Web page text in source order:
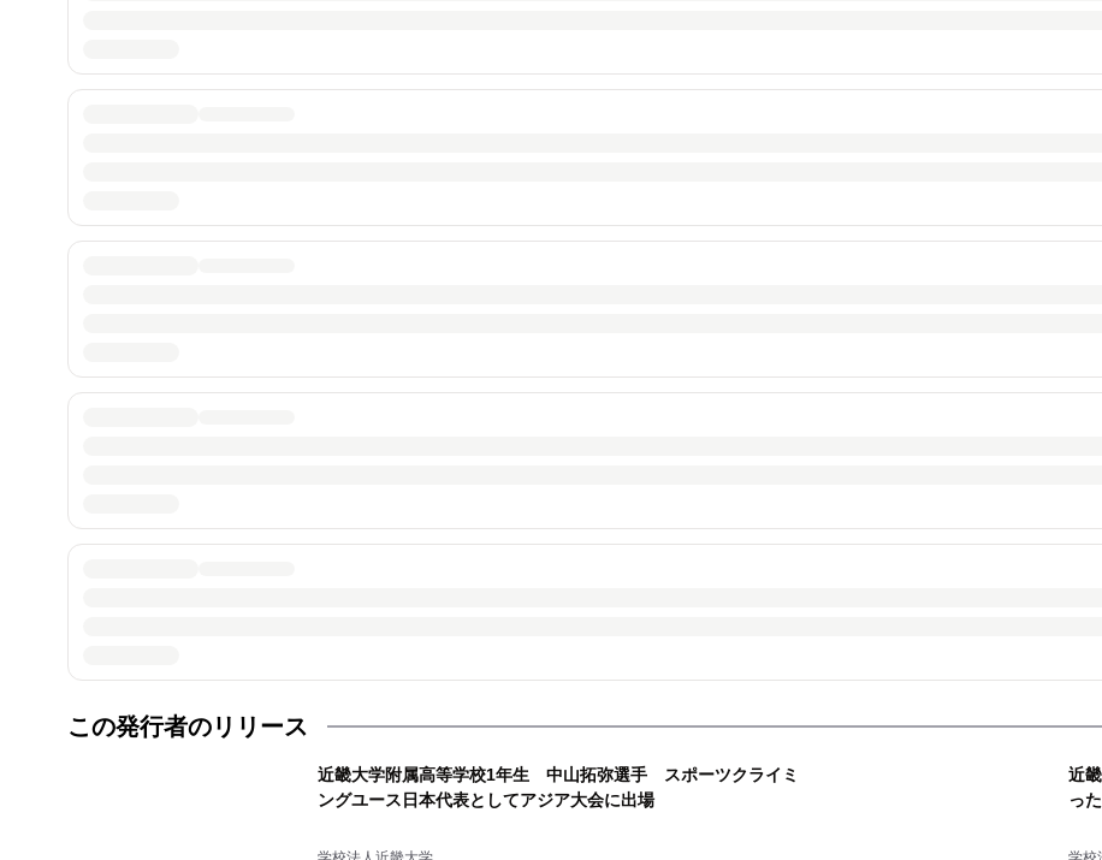
この発行者のリリース
近畿大学附属高等学校1年生 中山拓弥選手 スポーツクライミ
ングユース日本代表としてアジア大会に出場
近
っ